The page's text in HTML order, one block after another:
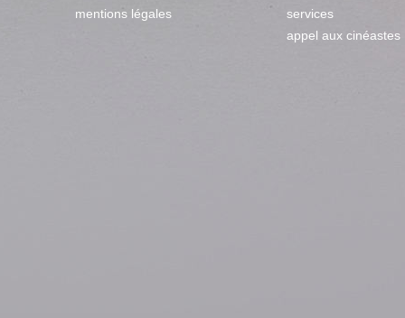
mentions légales
services
appel aux cinéastes